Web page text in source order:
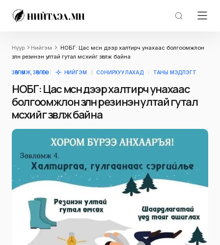
Нүүр Нийгэм
НОБГ: Цас мөсөн дээр халтирч унахаас болгоомжлон
зөөлөн резинэн ултай гутал өмсөхийг зөвлөж байна
ЗӨВЛӨМЖ, ЗӨВЛӨГӨӨ НИЙГЭМ СОНИРХУУЛАХАД ТАНЫ МЭДЛЭГТ
НОБГ: Цас мөсөн дээр халтирч унахаас
болгоомжлон зөөлөн резинэн ултай гутал
өмсөхийг зөвлөж байна